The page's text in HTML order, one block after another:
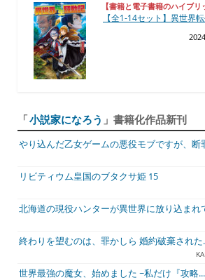
【書籍と電子書籍のハイブ
【全1-14セット】異世界
「小説家になろう 」書籍化作品新刊
やり込んだ乙女ゲームの悪役モブですが、断
リビティウム皇国のブタクサ姫 15
北海道の現役ハンターが異世界に放り込まれ
終わりを望むのは、罪かしら 婚約破棄された
世界最強の魔女、始めました ~私だけ『攻略...